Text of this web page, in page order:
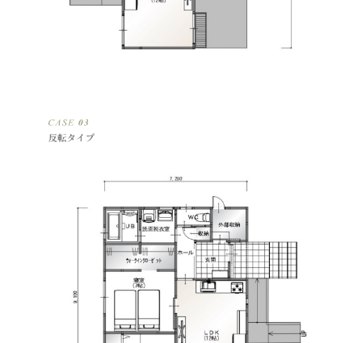
反転タイプ